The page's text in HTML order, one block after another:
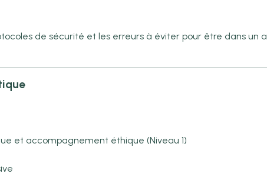
de sécurité et les erreurs à éviter pour être dans
et accompagnement éthique (Niveau 1)